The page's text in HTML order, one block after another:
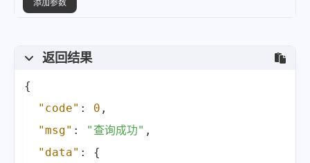
添加参数
返回结果
{
"code" : 0 ,
"msg" : "查询成功" ,
"data" : {